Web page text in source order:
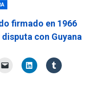
firmado en 1966
con Guyana